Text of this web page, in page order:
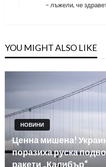
– лъжели, че
YOU MIGHT ALSO LIKE
НОВИНИ
Ценна мишена!
поразиха руска
ракети „Калибър“